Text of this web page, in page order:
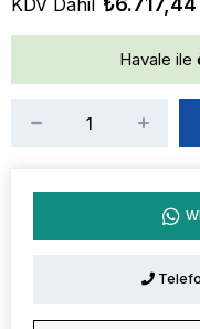
KDV Dahil
Havale ile